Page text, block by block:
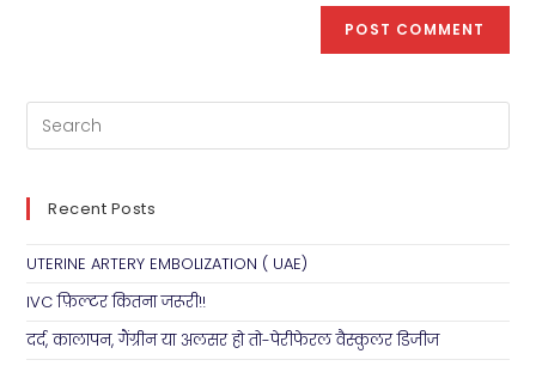
Recent Posts
UTERINE ARTERY EMBOLIZATION ( UAE)
IVC फ़िल्टर कितना जरूरी!!
दर्द, कालापन, गैंग्रीन या अलसर हो तो-पेरीफेरल वैस्कुलर डिजीज